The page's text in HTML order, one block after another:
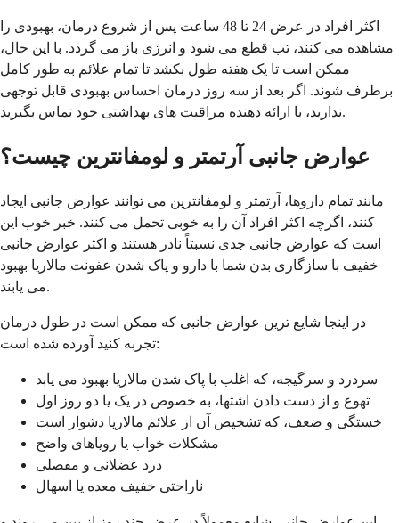
اکثر افراد در عرض 24 تا 48 ساعت پس از شروع درمان، بهبودی را
مشاهده می کنند، تب قطع می شود و انرژی باز می گردد. با این حال،
ممکن است تا یک هفته طول بکشد تا تمام علائم به طور کامل
برطرف شوند. اگر بعد از سه روز درمان احساس بهبودی قابل توجهی
ندارید، با ارائه دهنده مراقبت های بهداشتی خود تماس بگیرید.
عوارض جانبی آرتمتر و لومفانترین چیست؟
مانند تمام داروها، آرتمتر و لومفانترین می توانند عوارض جانبی ایجاد
کنند، اگرچه اکثر افراد آن را به خوبی تحمل می کنند. خبر خوب این
است که عوارض جانبی جدی نسبتاً نادر هستند و اکثر عوارض جانبی
خفیف با سازگاری بدن شما با دارو و پاک شدن عفونت مالاریا بهبود
می یابند.
در اینجا شایع ترین عوارض جانبی که ممکن است در طول درمان
تجربه کنید آورده شده است:
سردرد و سرگیجه، که اغلب با پاک شدن مالاریا بهبود می یابد
تهوع و از دست دادن اشتها، به خصوص در یک یا دو روز اول
خستگی و ضعف، که تشخیص آن از علائم مالاریا دشوار است
مشکلات خواب یا رویاهای واضح
درد عضلانی و مفصلی
ناراحتی خفیف معده یا اسهال